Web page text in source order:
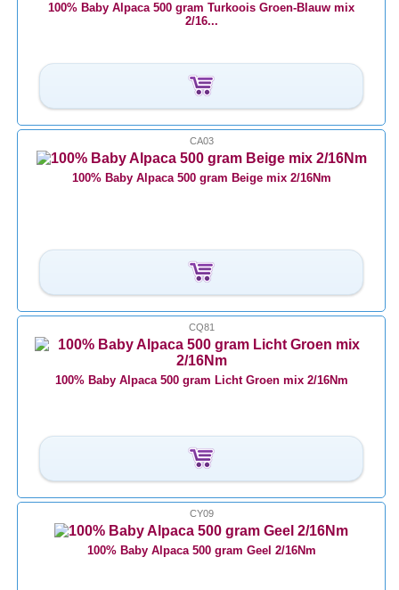
100% Baby Alpaca 500 gram Turkoois Groen-Blauw mix
2/16...
CA03
100% Baby Alpaca 500 gram Beige mix 2/16Nm
CQ81
100% Baby Alpaca 500 gram Licht Groen mix 2/16Nm
CY09
100% Baby Alpaca 500 gram Geel 2/16Nm